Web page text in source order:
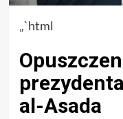
„`html
al-Asada